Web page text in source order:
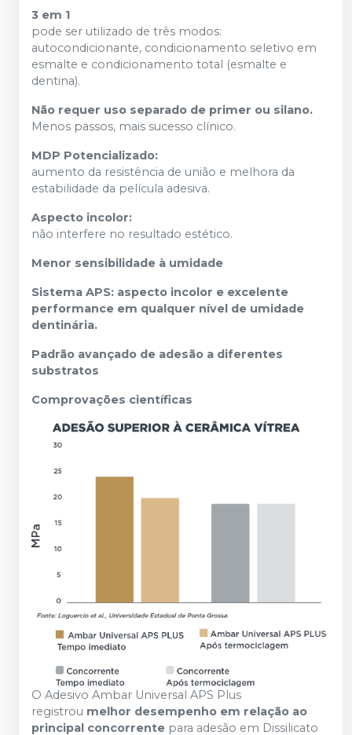
3 em 1
pode ser utilizado de três modos:
autocondicionante, condicionamento seletivo em
esmalte e condicionamento total (esmalte e
dentina).
Não requer uso separado de primer ou silano.
Menos passos, mais sucesso clínico.
MDP Potencializado:
aumento da resistência de união e melhora da
estabilidade da película adesiva.
Aspecto incolor:
não interfere no resultado estético.
Menor sensibilidade à umidade
Sistema APS: aspecto incolor e excelente
performance em qualquer nível de umidade
dentinária.
Padrão avançado de adesão a diferentes
substratos
Comprovações científicas
O Adesivo Ambar Universal APS Plus
registrou melhor desempenho em relação ao
principal concorrente para adesão em Dissilicato